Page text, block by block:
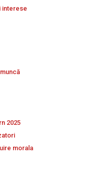
interese
2025
morala